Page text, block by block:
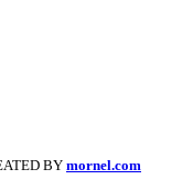
BY mornel.com